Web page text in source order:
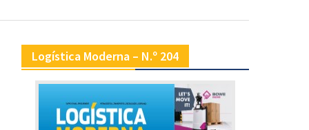
Logística Moderna – N.º 204